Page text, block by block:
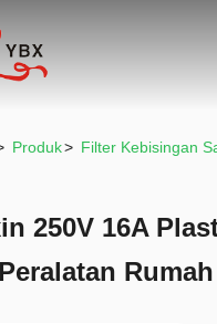
Produk> Filter Kebisingan
250V 16A